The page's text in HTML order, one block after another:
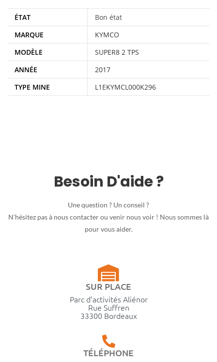
ÉTAT
Bon état
MARQUE
KYMCO
MODÈLE
SUPER8 2 TPS
ANNÉE
2017
TYPE MINE
L1EKYMCL000K296
Besoin D'aide ?
Une question ? Un conseil ?
N’hésitez pas à nous contacter ou venir nous voir ! Nous sommes là
pour vous aider.
SUR PLACE
Parc d’activités Aliénor
Rue Suffren
33300 Bordeaux
TÉLÉPHONE